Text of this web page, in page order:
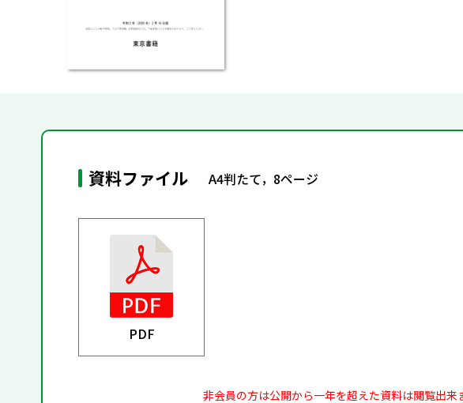
資料ファイル A4判たて，8ページ
PDF
非会員の方は公開から一年を超えた資料は閲覧出来